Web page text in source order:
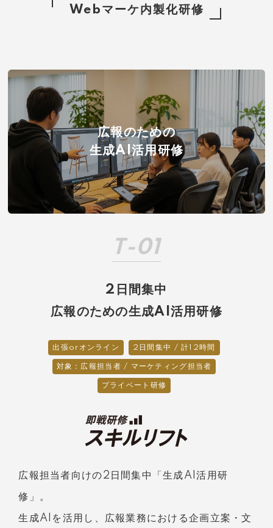
Webマーケ内製化研修
広報のための
生成AI活用研修
T-01
2日間集中
広報のための生成AI活用研修
出張orオンライン 2日間集中 / 計12時間
対象：広報担当者 / マーケティング担当者
プライベート研修
広報担当者向けの2日間集中「生成AI活用研
修」。
生成AIを活用し、広報業務における企画立案・文